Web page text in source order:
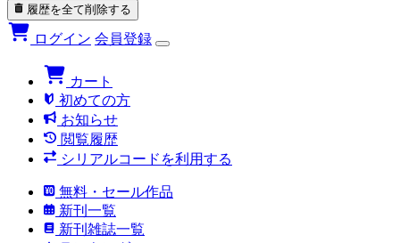
履歴を全て削除する
ログイン 会員登録
カート
初めての方
お知らせ
閲覧履歴
シリアルコードを利用する
無料・セール作品
新刊一覧
新刊雑誌一覧